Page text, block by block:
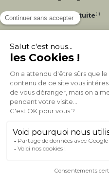
LivraisonGratuite(1)
Expéditionen
24/72h
À PROPOS DE MILIBOO